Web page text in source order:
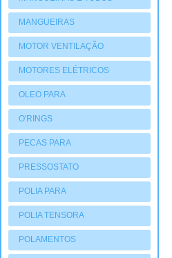
MANGUEIRAS
MOTOR VENTILAÇÃO
MOTORES ELÉTRICOS
OLEO PARA
COMPRESSORES
O'RINGS
PECAS PARA
COMPRESSORES
PRESSOSTATO
POLIA PARA
COMPRESSORES
POLIA TENSORA
POLAMENTOS